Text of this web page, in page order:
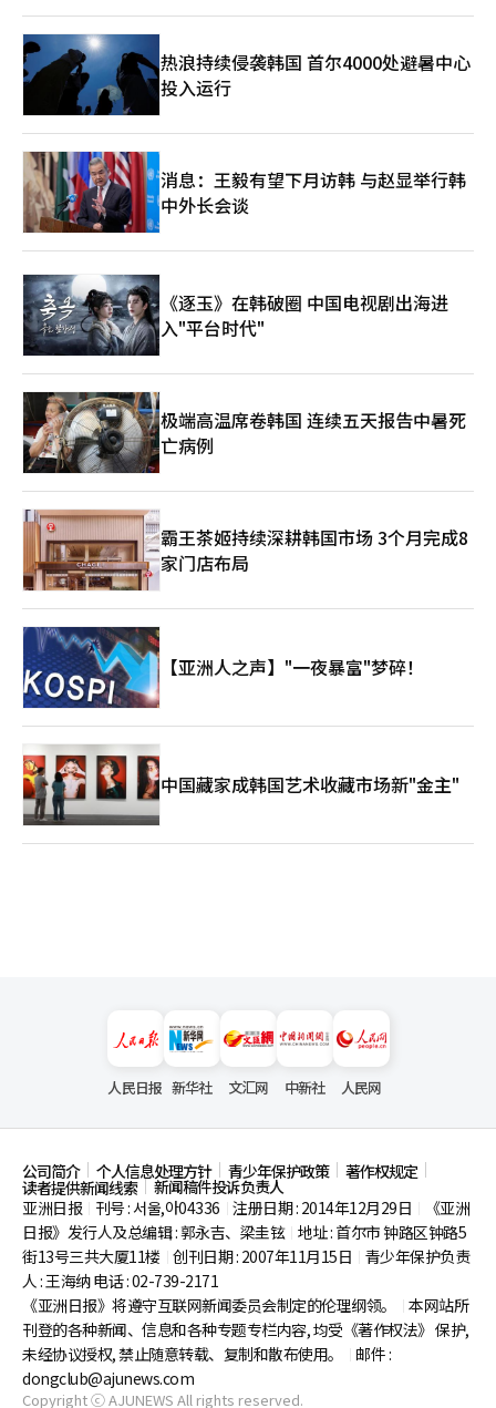
热浪持续侵袭韩国 首尔4000处避暑中心
投入运行
消息：王毅有望下月访韩 与赵显举行韩
中外长会谈
《逐玉》在韩破圈 中国电视剧出海进
入"平台时代"
极端高温席卷韩国 连续五天报告中暑死
亡病例
霸王茶姬持续深耕韩国市场 3个月完成8
家门店布局
【亚洲人之声】"一夜暴富"梦碎！
中国藏家成韩国艺术收藏市场新"金主"
人民日报 新华社 文汇网 中新社 人民网
公司简介 个人信息处理方针 青少年保护政策 著作权规定
读者提供新闻线索
新闻稿件投诉负责人
亚洲日报
刊号 : 서울,아04336 注册日期 : 2014年12月29日
《亚洲
日报》发行人及总编辑 : 郭永吉、梁圭铉 地址 : 首尔市钟路区钟路5
街13号三共大厦11楼 创刊日期 : 2007年11月15日
青少年保护负责
人 : 王海纳 电话 : 02-739-2171
《亚洲日报》将遵守互联网新闻委员会制定的伦理纲领。
本网站所
刊登的各种新闻、信息和各种专题专栏内容, 均受《著作权法》 保护,
未经协议授权, 禁止随意转载、复制和散布使用。
邮件 :
dongclub@ajunews.com
Copyright ⓒ AJUNEWS All rights reserved.